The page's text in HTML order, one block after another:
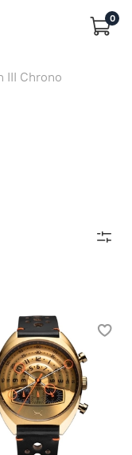
0
III Chrono